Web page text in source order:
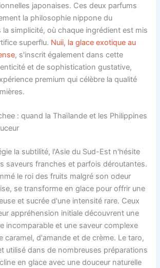
japonaises. Ces deux parfums
la philosophie nippone du
simplicité, où chaque ingrédient est mis
superflu. Nuii, la glace exotique au
, s'inscrit également dans cette
et de sophistication gustative,
premium qui célèbre la qualité
: quand la Thaïlande et les Philippines
la subtilité, l'Asie du Sud-Est n'hésite
saveurs franches et parfois déroutantes.
le roi des fruits malgré son odeur
se transforme en glace pour offrir une
et sucrée d'une intensité rare. Ceux
appréhension initiale découvrent une
incomparable et une saveur complexe
caramel, d'amande et de crème. Le taro,
utilisé dans de nombreuses préparations
en glace avec une douceur naturelle